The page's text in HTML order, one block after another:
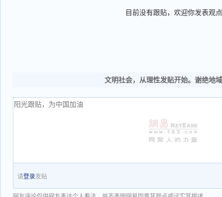
目前没有跟贴，欢迎你发表观点
文明社会，从理性发贴开始。谢绝地
请登录发贴